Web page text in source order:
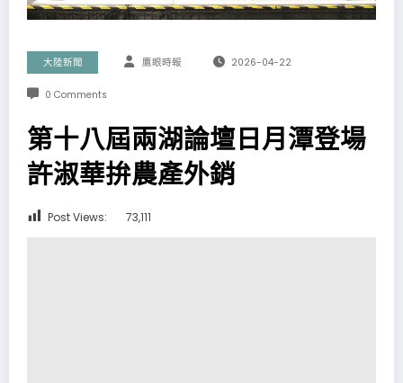
大陸新聞 鷹眼時報 2026-04-22
0 Comments
第十八屆兩湖論壇日月潭登場
許淑華拚農產外銷
Post Views: 73,111